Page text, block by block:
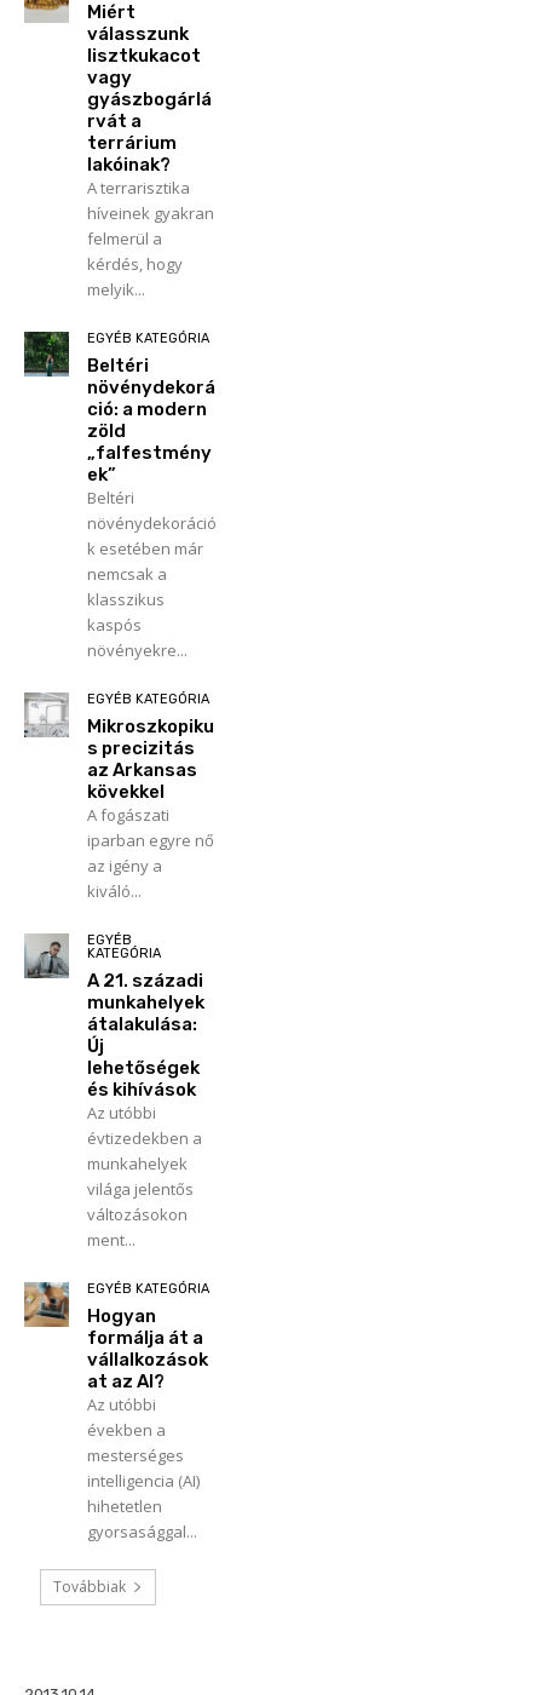
Miért
válasszunk
lisztkukacot
vagy
gyászbogárlá
rvát a
terrárium
lakóinak?
A terrarisztika
híveinek gyakran
felmerül a
kérdés, hogy
melyik...
EGYÉB KATEGÓRIA
Beltéri
növénydekorá
ció: a modern
zöld
„falfestmény
ek”
Beltéri
növénydekoráció
k esetében már
nemcsak a
klasszikus
kaspós
növényekre...
EGYÉB KATEGÓRIA
Mikroszkopiku
s precizitás
az Arkansas
kövekkel
A fogászati
iparban egyre nő
az igény a
kiváló...
EGYÉB
KATEGÓRIA
A 21. századi
munkahelyek
átalakulása:
Új
lehetőségek
és kihívások
Az utóbbi
évtizedekben a
munkahelyek
világa jelentős
változásokon
ment...
EGYÉB KATEGÓRIA
Hogyan
formálja át a
vállalkozások
at az AI?
Az utóbbi
években a
mesterséges
intelligencia (AI)
hihetetlen
gyorsasággal...
Továbbiak